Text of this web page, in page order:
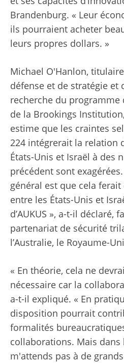
Brandenburg. « Leur
ils pourraient acheter
leurs propres dollars. »
Michael O'Hanlon,
défense et de stratégie et
recherche du
de la Brookings
estime que les craintes
224 intégrerait la relation
États-Unis et Israël à des
précédent sont
général est que cela
entre les États-Unis et
d’AUKUS », a-t-il déclaré,
partenariat de sécurité
l’Australie, le Royaume-
« En théorie, cela ne
nécessaire car la
a-t-il expliqué. « En
disposition pourrait
formalités
collaborations. Mais dans
m'attends pas à de